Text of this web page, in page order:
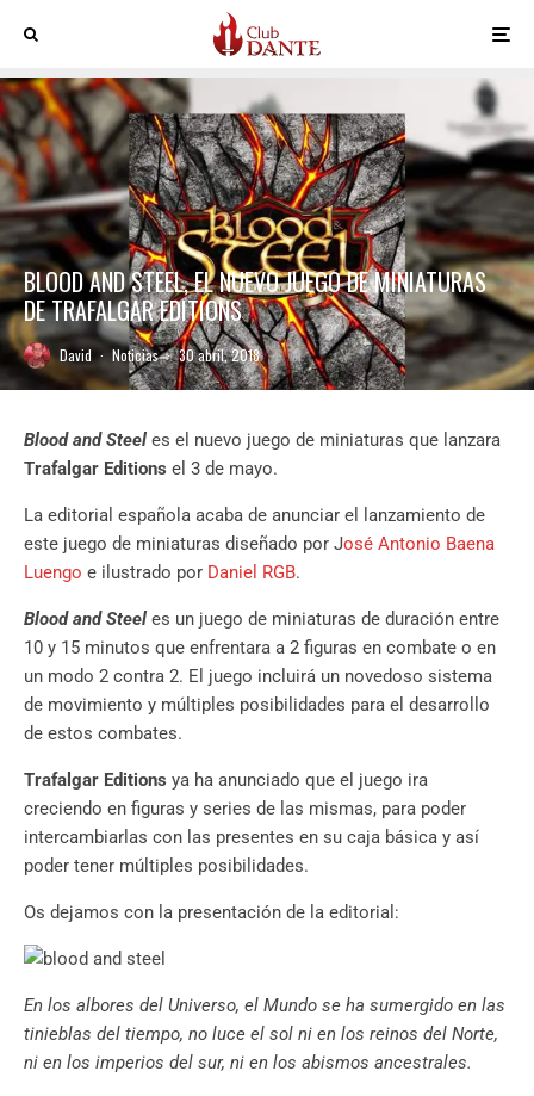
BLOOD AND STEEL, EL NUEVO JUEGO DE MINIATURAS
DE TRAFALGAR EDITIONS
David · Noticias · 30 abril, 2018
Blood and Steel es el nuevo juego de miniaturas que lanzara
Trafalgar Editions el 3 de mayo.
La editorial española acaba de anunciar el lanzamiento de
este juego de miniaturas diseñado por José Antonio Baena
Luengo e ilustrado por Daniel RGB.
Blood and Steel es un juego de miniaturas de duración entre
10 y 15 minutos que enfrentara a 2 figuras en combate o en
un modo 2 contra 2. El juego incluirá un novedoso sistema
de movimiento y múltiples posibilidades para el desarrollo
de estos combates.
Trafalgar Editions ya ha anunciado que el juego ira
creciendo en figuras y series de las mismas, para poder
intercambiarlas con las presentes en su caja básica y así
poder tener múltiples posibilidades.
Os dejamos con la presentación de la editorial:
En los albores del Universo, el Mundo se ha sumergido en las
tinieblas del tiempo, no luce el sol ni en los reinos del Norte,
ni en los imperios del sur, ni en los abismos ancestrales.